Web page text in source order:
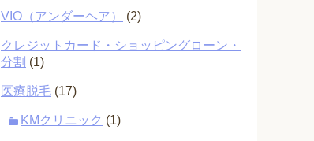
VIO（アンダーヘア） (2)
クレジットカード・ショッピングローン・
分割 (1)
医療脱毛 (17)
KMクリニック (1)